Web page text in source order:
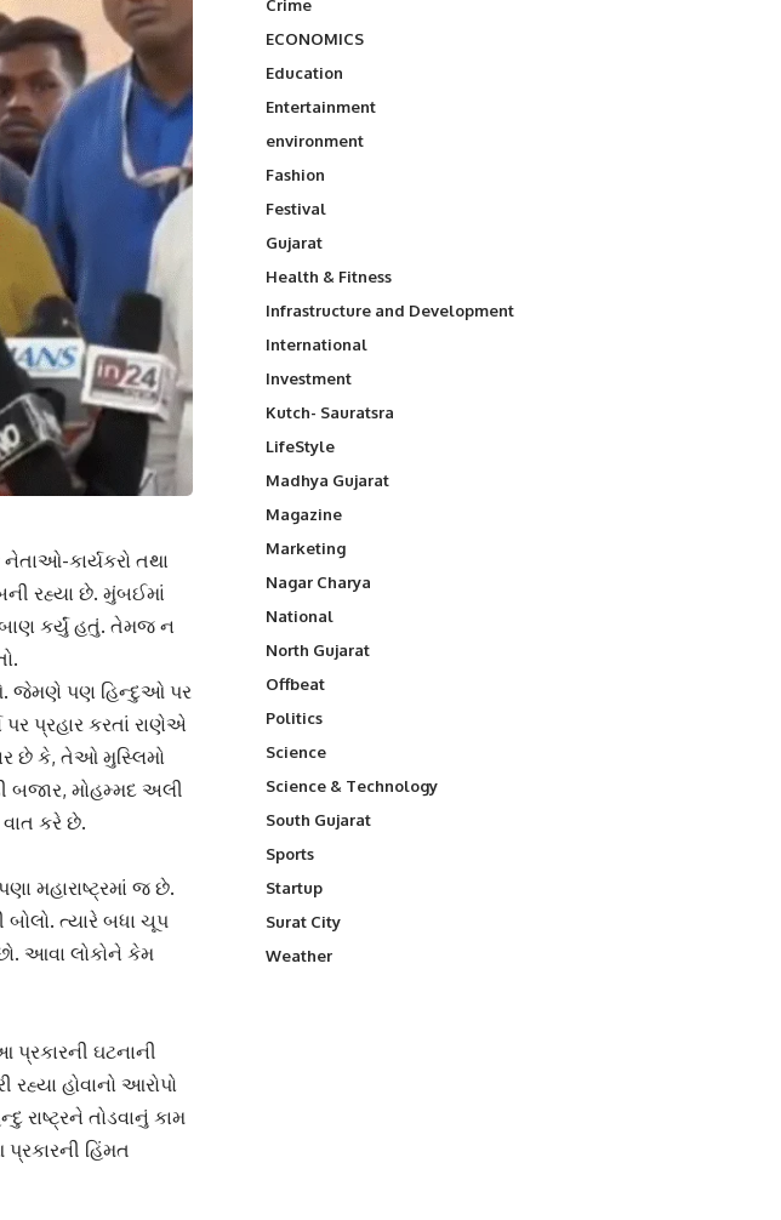
નેતાઓ-કાર્યકરો તથા
રહ્યા છે. મુંબઈમાં
દબાણ કર્યું હતું. તેમજ ન
જેમણે પણ હિન્દુઓ પર
પ્રહાર કરતાં રાણેએ
છે કે, તેઓ મુસ્લિમો
બજાર, મોહમ્મદ અલી
વાત કરે છે.
મહારાષ્ટ્રમાં જ છે.
ત્યારે બધા ચૂપ
આવા લોકોને કેમ
પ્રકારની ઘટનાની
રહ્યા હોવાનો આરોપો
રાષ્ટ્રને તોડવાનું કામ
હિંમત
Crime
ECONOMICS
Education
Entertainment
environment
Fashion
Festival
Gujarat
Health & Fitness
Infrastructure and Development
International
Investment
Kutch- Sauratsra
LifeStyle
Madhya Gujarat
Magazine
Marketing
Nagar Charya
National
North Gujarat
Offbeat
Politics
Science
Science & Technology
South Gujarat
Sports
Startup
Surat City
Weather